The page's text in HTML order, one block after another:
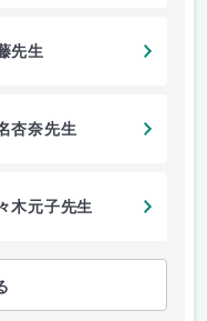
先生
杏奈先生
木元子先生